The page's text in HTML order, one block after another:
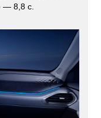
— 8,8 с.